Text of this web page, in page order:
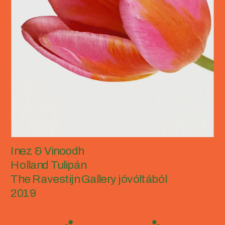
Inez & Vinoodh
Holland Tulipán
The Ravestijn Gallery jóvóltából
2019